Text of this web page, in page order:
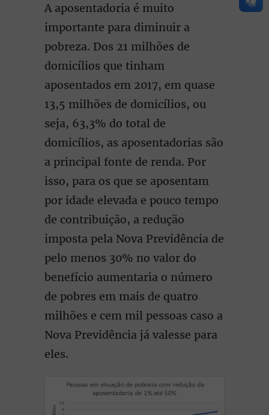
A aposentadoria é muito
importante para diminuir a
pobreza. Dos 21 milhões de
domicílios que tinham
aposentados em 2017, em quase
13,5 milhões de domicílios, ou
seja, 63,3% do total de
domicílios, as aposentadorias são
a principal fonte de renda. Por
isso, para os que se aposentam
por idade elevada e pouco tempo
de contribuição, a redução
imposta pela Nova Previdência de
pelo menos 30% no valor do
benefício aumentaria o número
de pobres em mais de quatro
milhões e cem mil pessoas caso a
Nova Previdência já valesse para
eles.